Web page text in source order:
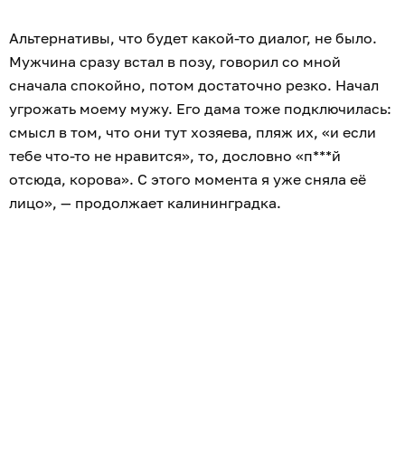
Альтернативы, что будет какой-то диалог, не было.
Мужчина сразу встал в позу, говорил со мной
сначала спокойно, потом достаточно резко. Начал
угрожать моему мужу. Его дама тоже подключилась:
смысл в том, что они тут хозяева, пляж их, «и если
тебе что-то не нравится», то, дословно «п***й
отсюда, корова». С этого момента я уже сняла её
лицо», — продолжает калининградка.